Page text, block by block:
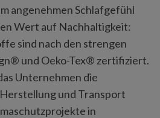
angenehmen Schlafgefühl
Wert auf Nachhaltigkeit:
sind nach den strengen
und Oeko-Tex® zertifiziert.
Unternehmen die
und Transport
in